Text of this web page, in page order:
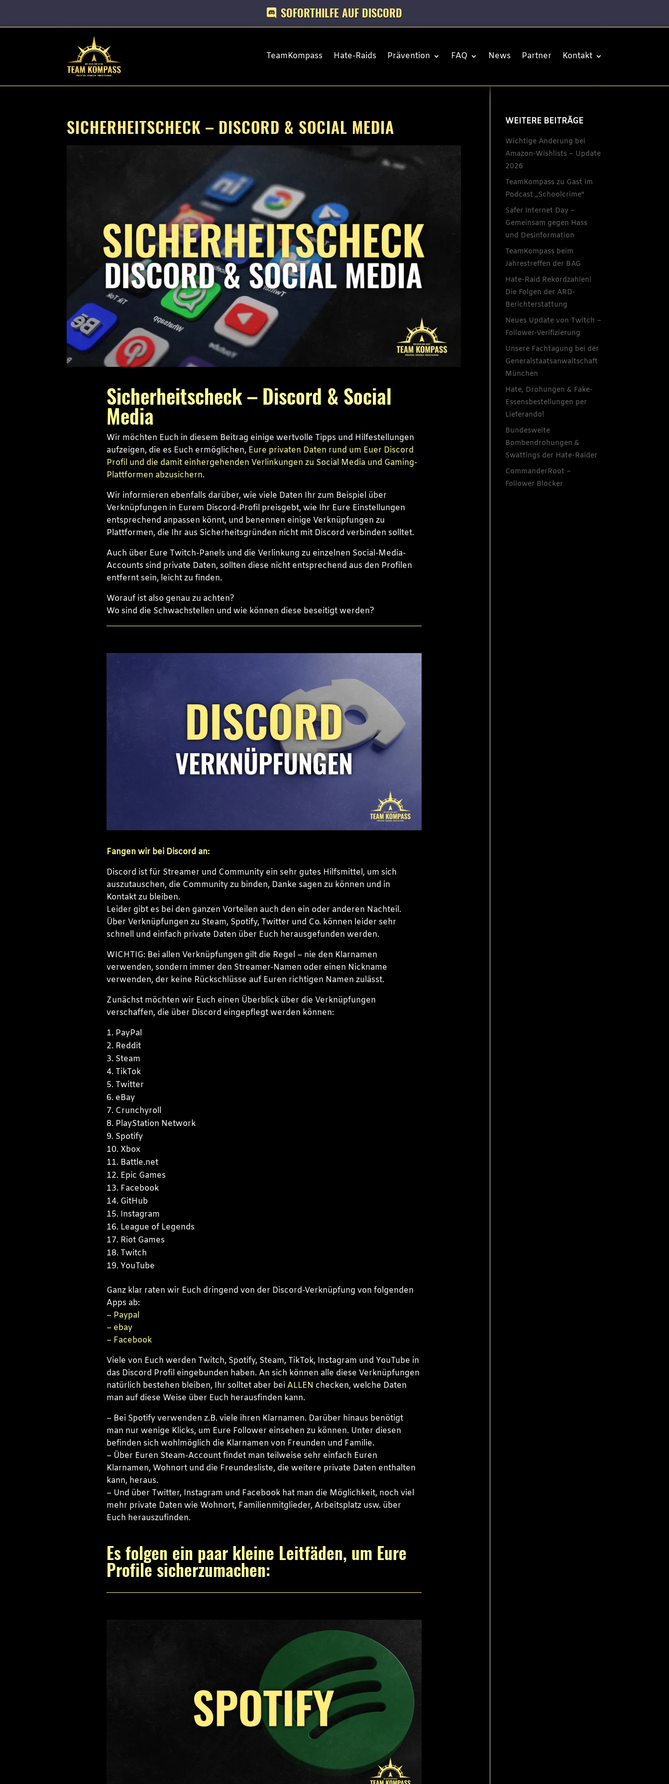
SOFORTHILFE AUF DISCORD
TeamKompass Hate-Raids Prävention FAQ News Partner Kontakt
SICHERHEITSCHECK – DISCORD & SOCIAL MEDIA
Sicherheitscheck – Discord & Social
Media
Wir möchten Euch in diesem Beitrag einige wertvolle Tipps und Hilfestellungen
aufzeigen, die es Euch ermöglichen, Eure privaten Daten rund um Euer Discord
Profil und die damit einhergehenden Verlinkungen zu Social Media und Gaming-
Plattformen abzusichern.
Wir informieren ebenfalls darüber, wie viele Daten Ihr zum Beispiel über
Verknüpfungen in Eurem Discord-Profil preisgebt, wie Ihr Eure Einstellungen
entsprechend anpassen könnt, und benennen einige Verknüpfungen zu
Plattformen, die Ihr aus Sicherheitsgründen nicht mit Discord verbinden solltet.
Auch über Eure Twitch-Panels und die Verlinkung zu einzelnen Social-Media-
Accounts sind private Daten, sollten diese nicht entsprechend aus den Profilen
entfernt sein, leicht zu finden.
Worauf ist also genau zu achten?
Wo sind die Schwachstellen und wie können diese beseitigt werden?
Fangen wir bei Discord an:
Discord ist für Streamer und Community ein sehr gutes Hilfsmittel, um sich
auszutauschen, die Community zu binden, Danke sagen zu können und in
Kontakt zu bleiben.
Leider gibt es bei den ganzen Vorteilen auch den ein oder anderen Nachteil.
Über Verknüpfungen zu Steam, Spotify, Twitter und Co. können leider sehr
schnell und einfach private Daten über Euch herausgefunden werden.
WICHTIG: Bei allen Verknüpfungen gilt die Regel – nie den Klarnamen
verwenden, sondern immer den Streamer-Namen oder einen Nickname
verwenden, der keine Rückschlüsse auf Euren richtigen Namen zulässt.
Zunächst möchten wir Euch einen Überblick über die Verknüpfungen
verschaffen, die über Discord eingepflegt werden können:
PayPal
Reddit
Steam
TikTok
Twitter
eBay
Crunchyroll
PlayStation Network
Spotify
Xbox
Battle.net
Epic Games
Facebook
GitHub
Instagram
League of Legends
Riot Games
Twitch
YouTube
Ganz klar raten wir Euch dringend von der Discord-Verknüpfung von folgenden
Apps ab:
– Paypal
– ebay
– Facebook
Viele von Euch werden Twitch, Spotify, Steam, TikTok, Instagram und YouTube in
das Discord Profil eingebunden haben. An sich können alle diese Verknüpfungen
natürlich bestehen bleiben, Ihr solltet aber beiALLEN checken, welche Daten
man auf diese Weise über Euch herausfinden kann.
– Bei Spotify verwenden z.B. viele ihren Klarnamen. Darüber hinaus benötigt
man nur wenige Klicks, um Eure Follower einsehen zu können. Unter diesen
befinden sich wohlmöglich die Klarnamen von Freunden und Familie.
– Über Euren Steam-Account findet man teilweise sehr einfach Euren
Klarnamen, Wohnort und die Freundesliste, die weitere private Daten enthalten
kann, heraus.
– Und über Twitter, Instagram und Facebook hat man die Möglichkeit, noch viel
mehr private Daten wie Wohnort, Familienmitglieder, Arbeitsplatz usw. über
Euch herauszufinden.
Es folgen ein paar kleine Leitfäden, um Eure
Profile sicherzumachen:
WEITERE BEITRÄGE
Wichtige Änderung bei
Amazon-Wishlists – Update
2026
TeamKompass zu Gast im
Podcast „Schoolcrime“
Safer Internet Day –
Gemeinsam gegen Hass
und Desinformation
TeamKompass beim
Jahrestreffen der BAG
Hate-Raid Rekordzahlen!
Die Folgen der ARD-
Berichterstattung
Neues Update von Twitch –
Follower-Verifizierung
Unsere Fachtagung bei der
Generalstaatsanwaltschaft
München
Hate, Drohungen & Fake-
Essensbestellungen per
Lieferando!
Bundesweite
Bombendrohungen &
Swattings der Hate-Raider
CommanderRoot –
Follower Blocker